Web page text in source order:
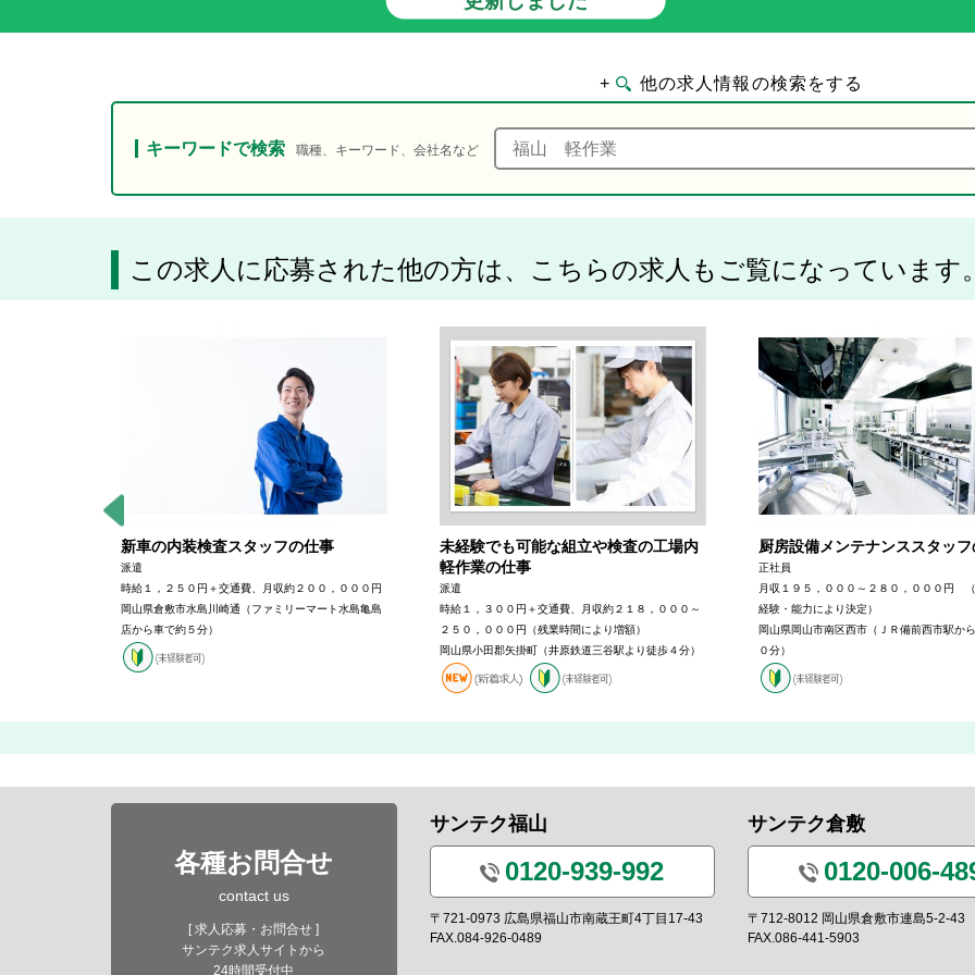
+ 他の求人情報の検索をする
キーワードで検索 職種、キーワード、会社名など
この求人に応募された他の方は、こちらの求人もご覧になっています
新車の内装検査スタッフの仕事
派遣
時給１，２５０円＋交通費、月収約２００，０００円
岡山県倉敷市水島川崎通（ファミリーマート水島亀島
店から車で約５分）
未経験でも可能な組立や検査の工場内
軽作業の仕事
派遣
時給１，３００円＋交通費、月収約２１８，０００～
２５０，０００円（残業時間により増額）
岡山県小田郡矢掛町（井原鉄道三谷駅より徒歩４分）
厨房設備メンテナンススタッ
正社員
月収１９５，０００～２８０，０００円
経験・能力により決定）
岡山県岡山市南区西市（ＪＲ備前西市駅か
０分）
各種お問合せ
contact us
[ 求人応募・お問合せ ]
サンテク求人サイトから
24時間受付中
サンテク福山
0120-939-992
〒721-0973 広島県福山市南蔵王町4丁目17-43
FAX.084-926-0489
サンテク倉敷
0120-006-
〒712-8012 岡山県倉敷市連島5-2-43
FAX.086-441-5903